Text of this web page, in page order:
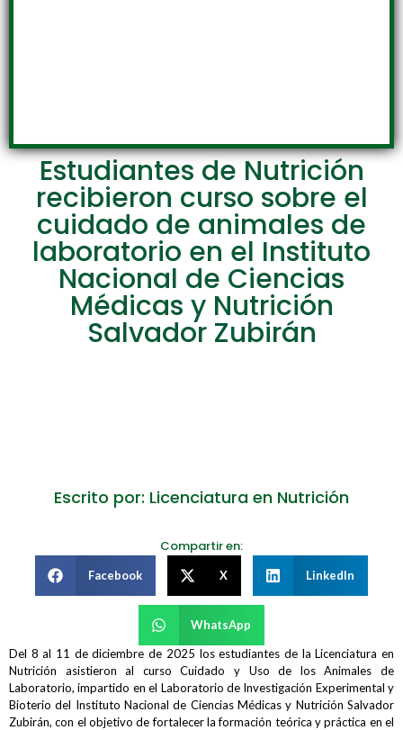
Estudiantes de Nutrición
recibieron curso sobre el
cuidado de animales de
laboratorio en el Instituto
Nacional de Ciencias
Médicas y Nutrición
Salvador Zubirán
Escrito por: Licenciatura en Nutrición
Compartir en:
Facebook X LinkedIn
WhatsApp
Del 8 al 11 de diciembre de 2025 los estudiantes de la Licenciatura en
Nutrición asistieron al curso Cuidado y Uso de los Animales de
Laboratorio, impartido en el Laboratorio de Investigación Experimental y
Bioterio del Instituto Nacional de Ciencias Médicas y Nutrición Salvador
Zubirán, con el objetivo de fortalecer la formación teórica y práctica en el